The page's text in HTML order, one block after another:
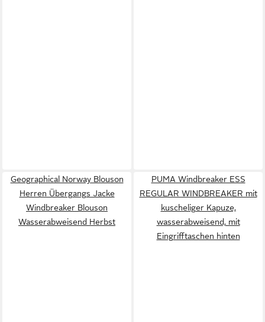
Geographical Norway Blouson
Herren Übergangs Jacke
Windbreaker Blouson
Wasserabweisend Herbst
PUMA Windbreaker ESS
REGULAR WINDBREAKER mit
kuscheliger Kapuze,
wasserabweisend, mit
Eingrifftaschen hinten